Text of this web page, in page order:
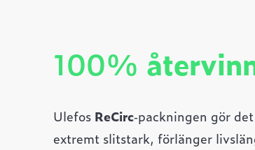
100%
Ulefos ReCirc‑packningen gör
extremt slitstark, förlänger